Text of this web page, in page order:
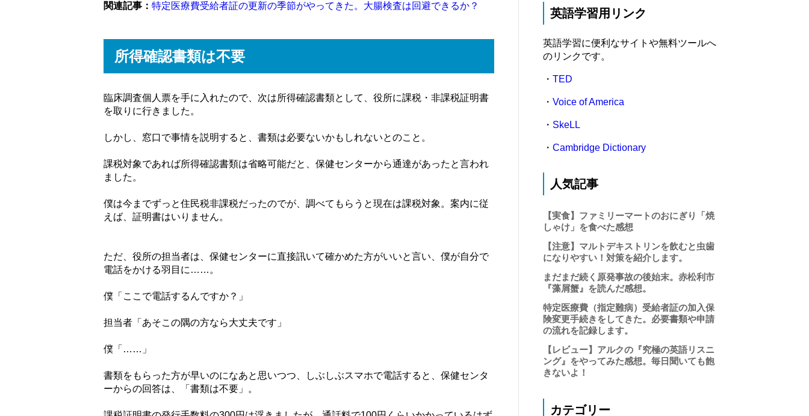
関連記事： 特定医療費受給者証の更新の季節がやってきた。大腸検査は回避できるか？
所得確認書類は不要
臨床調査個人票を手に入れたので、次は所得確認書類として、役所に課税・非課税証明書
を取りに行きました。
しかし、窓口で事情を説明すると、書類は必要ないかもしれないとのこと。
課税対象であれば所得確認書類は省略可能だと、保健センターから通達があったと言われ
ました。
僕は今までずっと住民税非課税だったのでが、調べてもらうと現在は課税対象。案内に従
えば、証明書はいりません。
ただ、役所の担当者は、保健センターに直接訊いて確かめた方がいいと言い、僕が自分で
電話をかける羽目に……。
僕「ここで電話するんですか？」
担当者「あそこの隅の方なら大丈夫です」
僕「……」
書類をもらった方が早いのになあと思いつつ、しぶしぶスマホで電話すると、保健センタ
ーからの回答は、「書類は不要」。
英語学習用リンク
英語学習に便利なサイトや無料ツールへ
のリンクです。
・ TED
・ Voice of America
・ SkeLL
・ Cambridge Dictionary
人気記事
【実食】ファミリーマートのおにぎり「焼
しゃけ」を食べた感想
【注意】マルトデキストリンを飲むと虫歯
になりやすい！対策を紹介します。
まだまだ続く原発事故の後始末。赤松利市
『藻屑蟹』を読んだ感想。
特定医療費（指定難病）受給者証の加入保
険変更手続きをしてきた。必要書類や申請
の流れを記録します。
【レビュー】アルクの『究極の英語リスニ
ング』をやってみた感想。毎日聞いても飽
きないよ！
カテゴリー